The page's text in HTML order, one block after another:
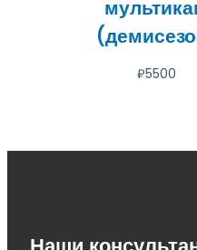
₽5500